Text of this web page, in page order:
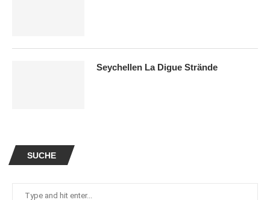
SUCHE
Seychellen La Digue Strände